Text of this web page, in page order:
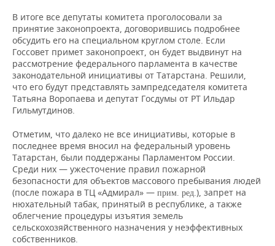
В итоге все депутаты комитета проголосовали за
принятие законопроекта, договорившись подробнее
обсудить его на специальном круглом столе. Если
Госсовет примет законопроект, он будет выдвинут на
рассмотрение федерального парламента в качестве
законодательной инициативы от Татарстана. Решили,
что его будут представлять зампредседателя комитета
Татьяна Воропаева и депутат Госдумы от РТ Ильдар
Гильмутдинов.
Отметим, что далеко не все инициативы, которые в
последнее время вносил на федеральный уровень
Татарстан, были поддержаны Парламентом России.
Среди них — ужесточение правил пожарной
безопасности для объектов массового пребывания людей
(после пожара в ТЦ «Адмирал» — прим. ред.), запрет на
нюхательный табак, принятый в республике, а также
облегчение процедуры изъятия земель
сельскохозяйственного назначения у неэффективных
собственников.